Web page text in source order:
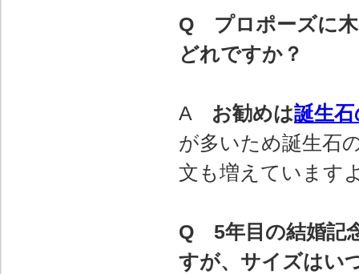
Q プロポーズに木
どれですか？
A お勧めは誕生
が多いため誕生石
文も増えています
Q 5年目の結婚記
すが、サイズはい